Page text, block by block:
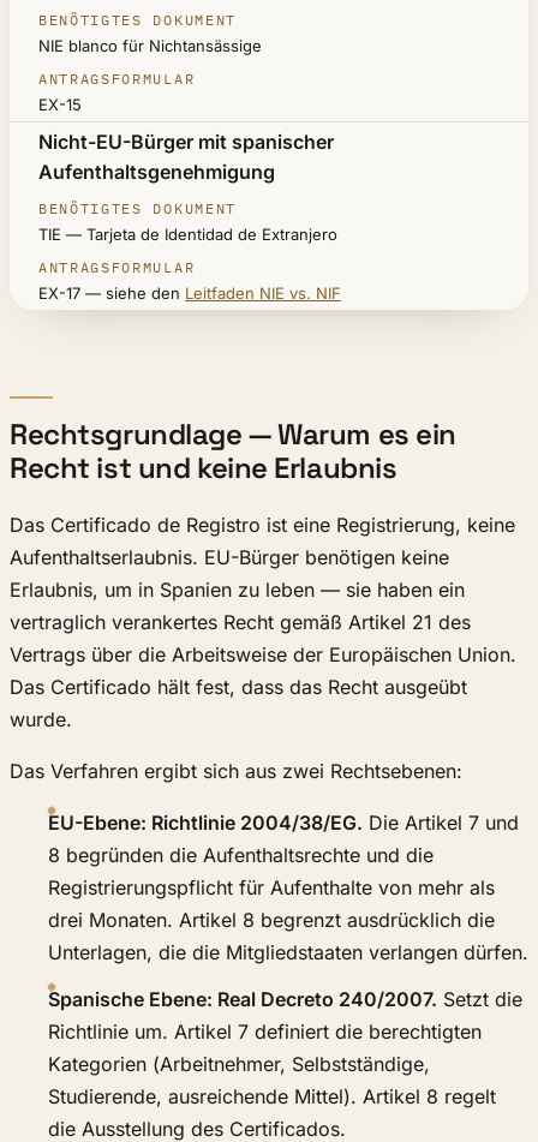
NIE blanco für Nichtansässige
EX-15
Nicht-EU-Bürger mit spanischer
Aufenthaltsgenehmigung
TIE — Tarjeta de Identidad de Extranjero
EX-17 — siehe den Leitfaden NIE vs. NIF
Rechtsgrundlage — Warum es ein
Recht ist und keine Erlaubnis
Das Certificado de Registro ist eine Registrierung, keine
Aufenthaltserlaubnis. EU-Bürger benötigen keine
Erlaubnis, um in Spanien zu leben — sie haben ein
vertraglich verankertes Recht gemäß Artikel 21 des
Vertrags über die Arbeitsweise der Europäischen Union.
Das Certificado hält fest, dass das Recht ausgeübt
wurde.
Das Verfahren ergibt sich aus zwei Rechtsebenen:
EU-Ebene: Richtlinie 2004/38/EG. Die Artikel 7 und
8 begründen die Aufenthaltsrechte und die
Registrierungspflicht für Aufenthalte von mehr als
drei Monaten. Artikel 8 begrenzt ausdrücklich die
Unterlagen, die die Mitgliedstaaten verlangen dürfen.
Spanische Ebene: Real Decreto 240/2007. Setzt die
Richtlinie um. Artikel 7 definiert die berechtigten
Kategorien (Arbeitnehmer, Selbstständige,
Studierende, ausreichende Mittel). Artikel 8 regelt
die Ausstellung des Certificados.